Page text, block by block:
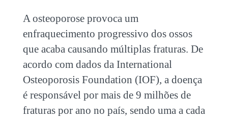
A osteoporose provoca um
enfraquecimento progressivo dos ossos
que acaba causando múltiplas fraturas. De
acordo com dados da International
Osteoporosis Foundation (IOF), a doença
é responsável por mais de 9 milhões de
fraturas por ano no país, sendo uma a cada